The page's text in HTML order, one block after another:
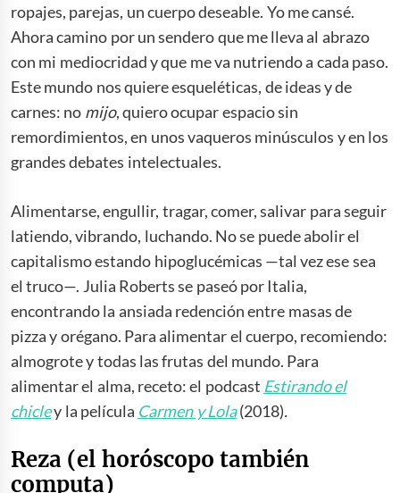
ropajes, parejas, un cuerpo deseable. Yo me cansé.
Ahora camino por un sendero que me lleva al abrazo
con mi mediocridad y que me va nutriendo a cada paso.
Este mundo nos quiere esqueléticas, de ideas y de
carnes: no mijo, quiero ocupar espacio sin
remordimientos, en unos vaqueros minúsculos y en los
grandes debates intelectuales.
Alimentarse, engullir, tragar, comer, salivar para seguir
latiendo, vibrando, luchando. No se puede abolir el
capitalismo estando hipoglucémicas —tal vez ese sea
el truco—. Julia Roberts se paseó por Italia,
encontrando la ansiada redención entre masas de
pizza y orégano. Para alimentar el cuerpo, recomiendo:
almogrote y todas las frutas del mundo. Para
alimentar el alma, receto: el podcast Estirando el
chicley la película Carmen y Lola(2018).
Reza (el horóscopo también
computa)